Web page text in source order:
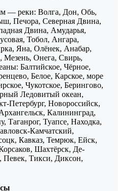
— реки: Волга, Дон, Обь,
Печора, Северная Двина,
Двина, Амударья,
Тобол, Ангара,
Яна, Олёнек, Анабар,
Мезень, Онега, Свирь,
Балтийское, Чёрное,
Белое, Карское, море
Чукотское, Берингово,
Ледовитый океан,
Петербург, Новороссийск,
Калининград,
Таганрог, Туапсе, Находка,
Камчатский,
Кавказ, Темрюк, Ейск,
Шахтёрск, Де-
Певек, Тикси, Диксон,